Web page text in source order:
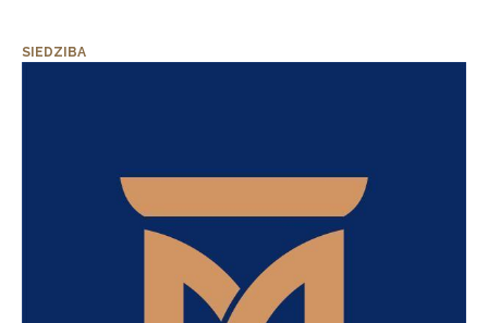
SIEDZIBA